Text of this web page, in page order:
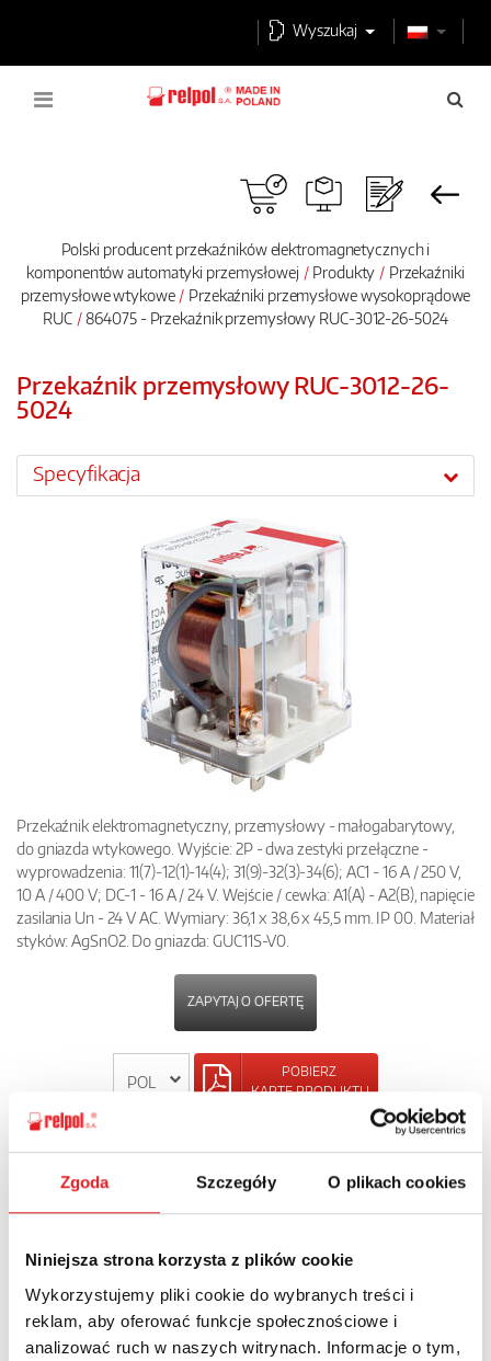
Zgoda Szczegóły O plikach cookies
Niniejsza strona korzysta z plików cookie
Wykorzystujemy pliki cookie do wybranych treści i
reklam, aby oferować funkcje społecznościowe i
analizować ruch w naszych witrynach. Informacje o tym,
Wyszukaj
Polski producent przekaźników elektromagnetycznych i
komponentów automatyki przemysłowej
Produkty
Przekaźniki
przemysłowe wtykowe
Przekaźniki przemysłowe wysokoprądowe
RUC
864075 - Przekaźnik przemysłowy RUC-3012-26-5024
Przekaźnik przemysłowy RUC-3012-26-
5024
Specyfikacja
Przekaźnik elektromagnetyczny, przemysłowy - małogabarytowy,
do gniazda wtykowego. Wyjście: 2P - dwa zestyki przełączne -
wyprowadzenia: 11(7)-12(1)-14(4); 31(9)-32(3)-34(6); AC1 - 16 A / 250 V,
10 A / 400 V; DC-1 - 16 A / 24 V. Wejście / cewka: A1(A) - A2(B), napięcie
zasilania Un - 24 V AC. Wymiary: 36,1 x 38,6 x 45,5 mm. IP 00. Materiał
styków: AgSnO2. Do gniazda: GUC11S-V0.
ZAPYTAJ O OFERTĘ
POBIERZ
KARTĘ PRODUKTU
POWRÓT
Zapytaj o szczegóły oferty
Imię i nazwisko: *